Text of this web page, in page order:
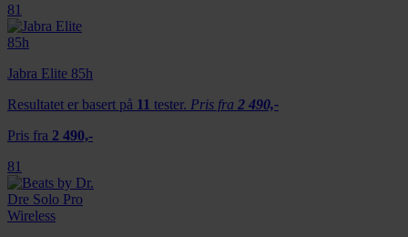
81
Jabra Elite 85h
Resultatet er basert på 11 tester. Pris fra 2 490,-
Pris fra 2 490,-
81